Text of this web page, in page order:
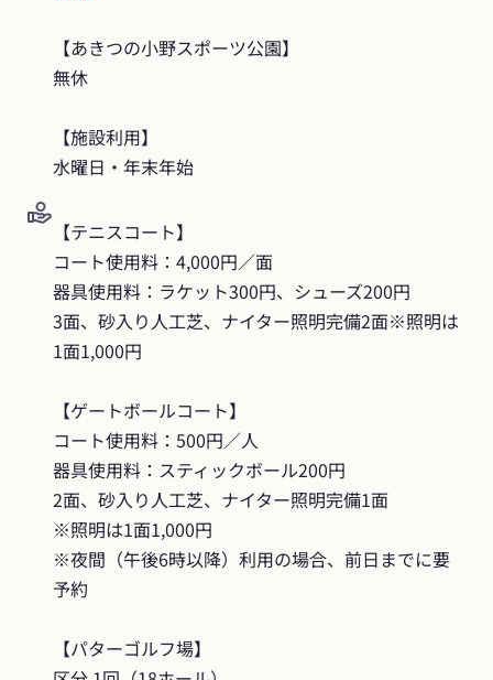
【あきつの小野スポーツ公園】
無休
【施設利用】
水曜日・年末年始
【テニスコート】
コート使用料：4,000円／面
器具使用料：ラケット300円、シューズ200円
3面、砂入り人工芝、ナイター照明完備2面※照明は
1面1,000円
【ゲートボールコート】
コート使用料：500円／人
器具使用料：スティックボール200円
2面、砂入り人工芝、ナイター照明完備1面
※照明は1面1,000円
※夜間（午後6時以降）利用の場合、前日までに要
予約
【パターゴルフ場】